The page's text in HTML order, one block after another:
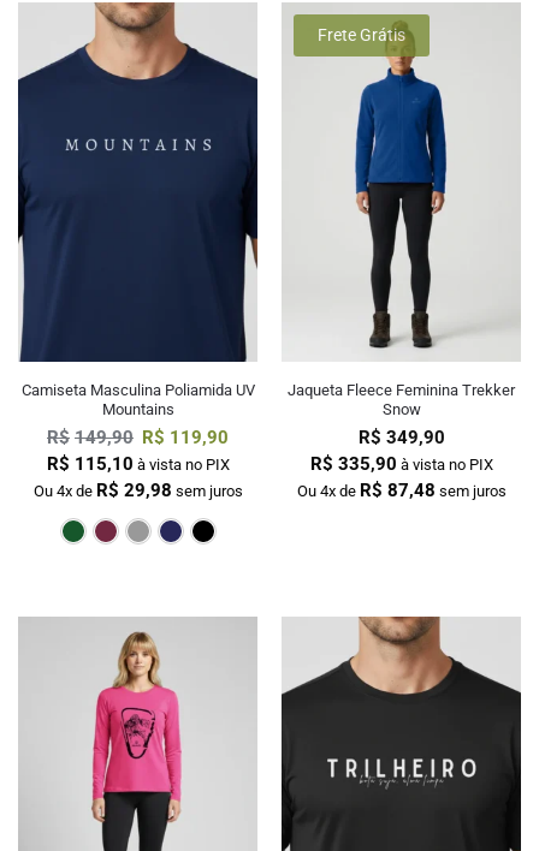
Camiseta Masculina Poliamida UV
Mountains
R$ 149,90 R$ 119,90
R$ 115,10 à vista no PIX
Ou 4x de R$ 29,98 sem juros
Verde Escuro
Bordô
Frete Grátis
Jaqueta Fleece Feminina Trekker
Snow
R$ 349,90
R$ 335,90 à vista no PIX
Ou 4x de R$ 87,48 sem juros